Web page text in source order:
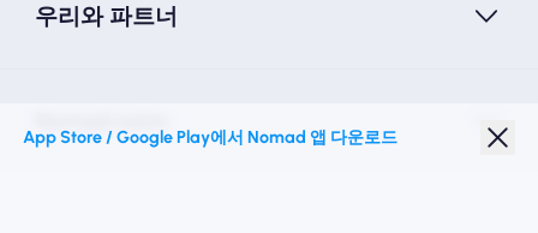
우리와 파트너
App Store / Google Play에서 Nomad 앱 다운로드